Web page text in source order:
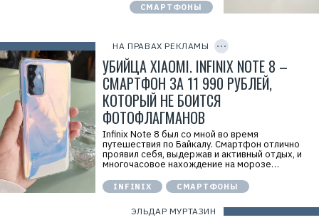
СМАРТФОНЫ
НА ПРАВАХ РЕКЛАМЫ
л
а
E
r
i
Y
I
D
УБИЙЦА XIAOMI. INFINIX NOTE 8 –
CМАРТФОН ЗА 11 990 РУБЛЕЙ,
КОТОРЫЙ НЕ БОИТСЯ
ФОТОФЛАГМАНОВ
Infinix Note 8 был со мной во время
путешествия по Байкалу. Смартфон отлично
проявил себя, выдержав и активный отдых, и
многочасовое нахождение на морозе…
INFINIX СМАРТФОНЫ
ЭЛЬДАР МУРТАЗИН